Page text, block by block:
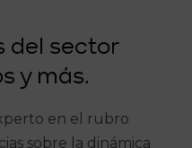
del sector
y más.
en el rubro
sobre la dinámica